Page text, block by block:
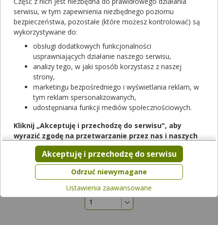
Wyczyść filtry
Vectibix
20 mg/ml | 1 fiol. po 5 ml | Panitumumab
lek na receptę
Dostępność
Dodaj do koszyka
Vectibix
20 mg/ml | 1 fiol. po 20 ml | Panitumumab
lek na receptę
Dodaj do koszyka
serwisu, w tym zapewnienia niezbędnego poziomu
bezpieczeństwa, pozostałe (które możesz kontrolować) są
wykorzystywane do:
obsługi dodatkowych funkcjonalności
usprawniających działanie naszego serwisu,
analizy tego, w jaki sposób korzystasz z naszej
strony,
marketingu bezpośredniego i wyświetlania reklam, w
tym reklam spersonalizowanych,
udostępniania funkcji mediów społecznościowych.
Kliknij „Akceptuję i przechodzę do serwisu", aby
wyrazić zgodę na przetwarzanie przez nas i naszych
partnerów Twoich danych w powyższych celach.
Pamiętaj, że wyrażenie zgody jest dobrowolne, a wyrażoną
zgodę możesz w każdej chwili cofnąć, możesz też wycofać
zgodę na przetwarzanie Twoich danych tylko w niektórych
celach. Jeżeli chcesz dowiedzieć się więcej lub chcesz
przeprowadzić konfigurację szczegółową, to możesz tego
dokonać za pomocą „Ustawień zaawansowanych".
Odrzuć niewymagane
Akceptuję i przechodzę do serwisu
Ustawienia zaawansowane